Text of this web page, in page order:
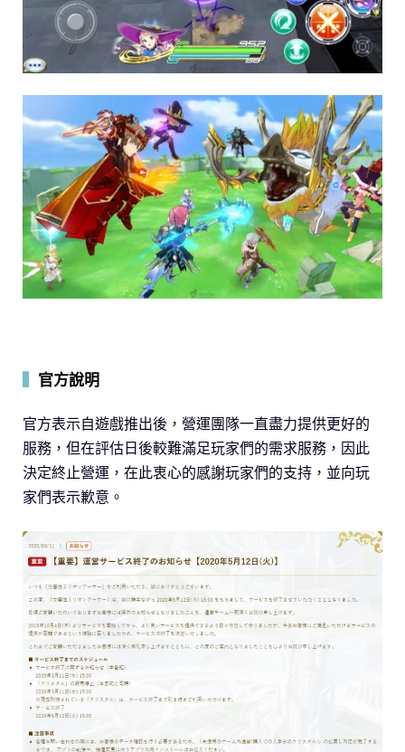
官方說明
官方表示自遊戲推出後，營運團隊一直盡力提供更好的
服務，但在評估日後較難滿足玩家們的需求服務，因此
決定終止營運，在此衷心的感謝玩家們的支持，並向玩
家們表示歉意。